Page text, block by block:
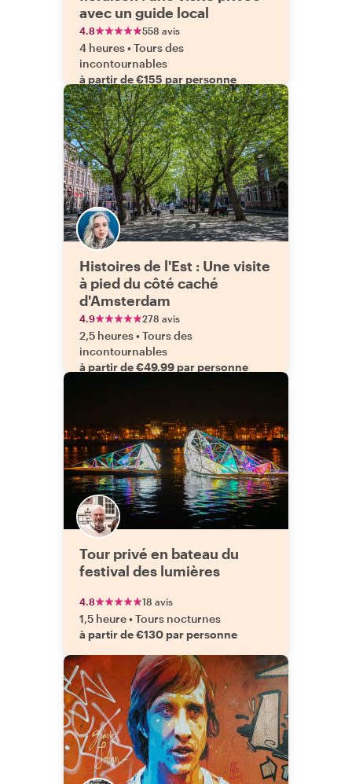
avec un guide local
4.8 558 avis
4 heures•Tours des
incontournables
à partir de €155 par personne
Histoires de l'Est : Une visite
à pied du côté caché
d'Amsterdam
4.9 278 avis
2,5 heures•Tours des
incontournables
à partir de €49.99 par personne
Tour privé en bateau du
festival des lumières
4.8 18 avis
1,5 heure•Tours nocturnes
à partir de €130 par personne